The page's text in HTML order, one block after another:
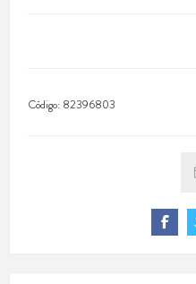
Código: 82396803